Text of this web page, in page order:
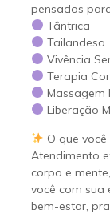
pensados
Tântrica
Tailandesa
Vivência
Terapia
Massagem
Liberação
O que
Atendimento
corpo e
você com sua
bem-estar,